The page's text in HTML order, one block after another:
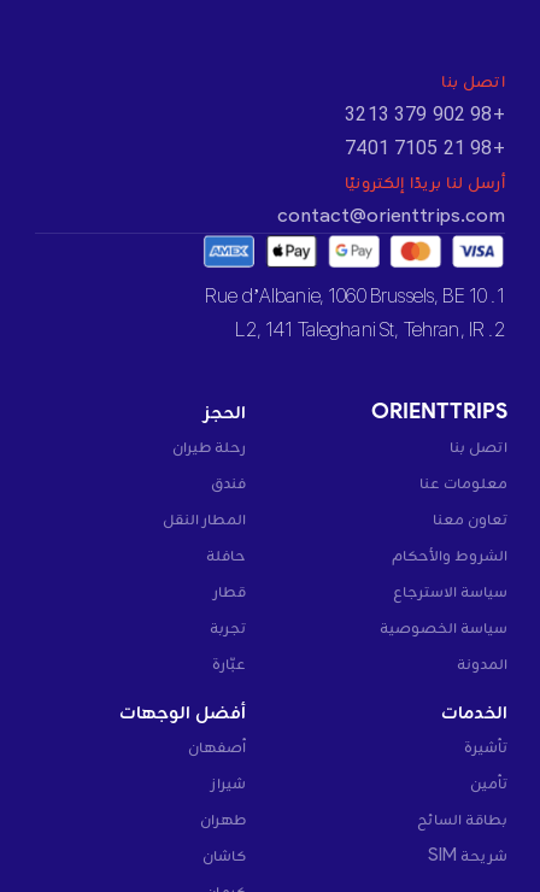
اتصل بنا
+98 902 379 3213
+98 21 7105 7401
أرسل لنا بريدًا إلكترونيًا
contact@orienttrips.com
1. 10 Rue d’Albanie, 1060 Brussels, BE
2. L2, 141 Taleghani St, Tehran, IR
ORIENTTRIPS
اتصل بنا
معلومات عنا
تعاون معنا
الشروط والأحكام
سياسة الاسترجاع
سياسة الخصوصية
المدونة
الحجز
رحلة طيران
فندق
المطار النقل
حافلة
قطار
تجربة
عبّارة
الخدمات
تأشيرة
تأمين
بطاقة السائح
شريحة SIM
أفضل الوجهات
أصفهان
شيراز
طهران
كاشان